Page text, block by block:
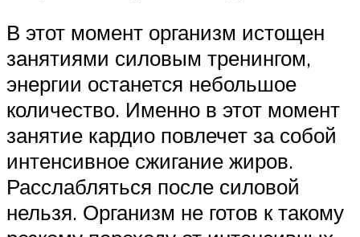
В этот момент организм истощен
занятиями силовым тренингом,
энергии останется небольшое
количество. Именно в этот момент
занятие кардио повлечет за собой
интенсивное сжигание жиров.
Расслабляться после силовой
нельзя. Организм не готов к такому